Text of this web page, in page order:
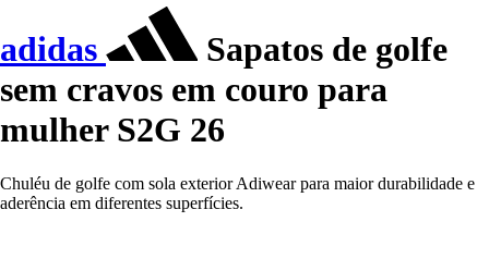
adidas
Sapatos de golfe
sem cravos em couro para
mulher S2G 26
Chuléu de golfe com sola exterior Adiwear para maior durabilidade e
aderência em diferentes superfícies.